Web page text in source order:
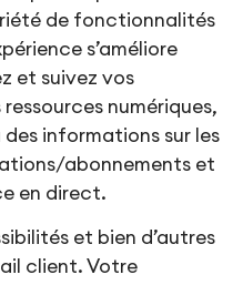
de fonctionnalités
s’améliore
et suivez vos
numériques,
informations sur les
abonnements et
en direct.
et bien d’autres
client. Votre